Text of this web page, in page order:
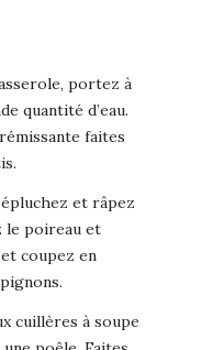
portez à
quantité d’eau.
faites
et râpez
le poireau et
coupez en
cuillères à soupe